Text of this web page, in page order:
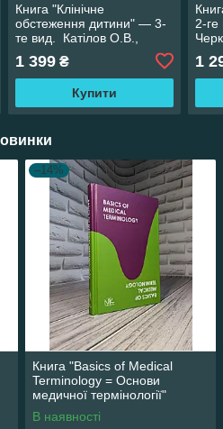
Книга "Клінічне
обстеження дитини" — 3-
те вид. Катілов О.В.,
С.Ю
1 399₴
Купити
2-
1
–14%
Книга "Basics of Medical
Terminology = Основи
медичної термінології"
Содомора П. А. та ін.
В наявності